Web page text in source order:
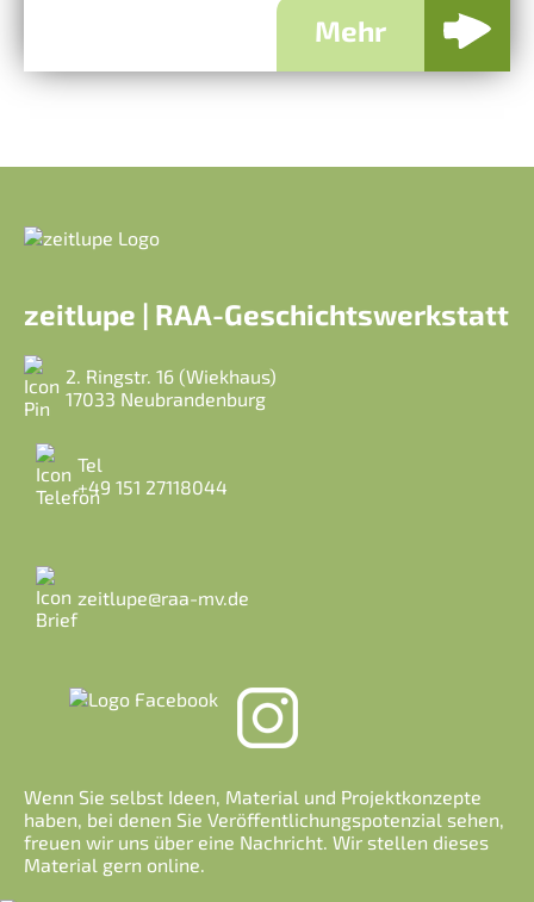
Mehr
zeitlupe | RAA-Geschichtswerkstatt
2. Ringstr. 16 (Wiekhaus)
17033 Neubrandenburg
Tel
+49 151 27118044
zeitlupe@raa-mv.de
Wenn Sie selbst Ideen, Material und Projektkonzepte
haben, bei denen Sie Veröffentlichungspotenzial sehen,
freuen wir uns über eine Nachricht. Wir stellen dieses
Material gern online.